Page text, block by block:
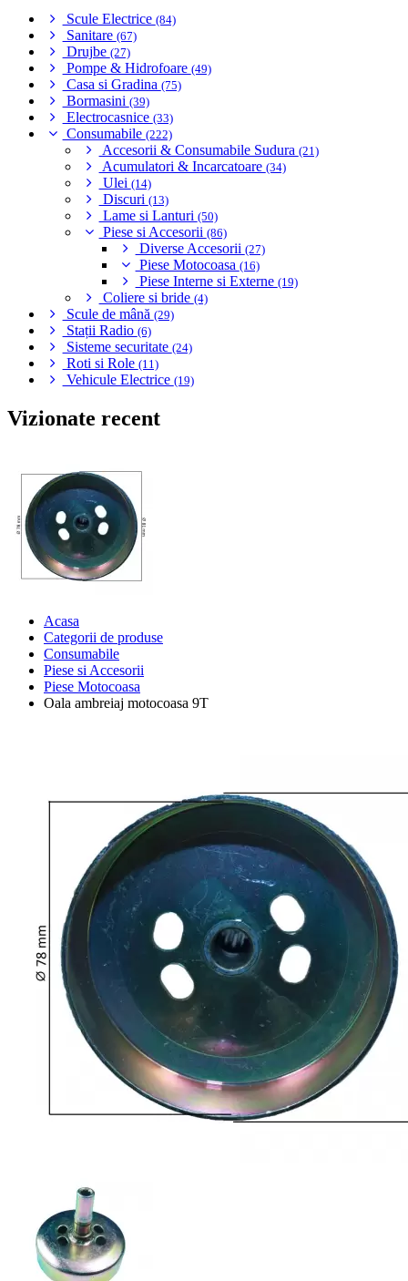
Scule Electrice (84)
Sanitare (67)
Drujbe (27)
Pompe & Hidrofoare (49)
Casa si Gradina (75)
Bormasini (39)
Electrocasnice (33)
Consumabile (222)
Accesorii & Consumabile Sudura (21)
Acumulatori & Incarcatoare (34)
Ulei (14)
Discuri (13)
Lame si Lanturi (50)
Piese si Accesorii (86)
Diverse Accesorii (27)
Piese Motocoasa (16)
Piese Interne si Externe (19)
Coliere si bride (4)
Scule de mână (29)
Stații Radio (6)
Sisteme securitate (24)
Roti si Role (11)
Vehicule Electrice (19)
Vizionate recent
Acasa
Categorii de produse
Consumabile
Piese si Accesorii
Piese Motocoasa
Oala ambreiaj motocoasa 9T